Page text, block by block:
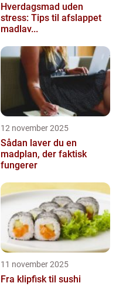
Hverdagsmad uden
stress: Tips til afslappet
madlav...
12 november 2025
Sådan laver du en
madplan, der faktisk
fungerer
11 november 2025
Fra klipfisk til sushi